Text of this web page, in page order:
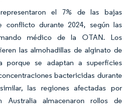
el 7% de las bajas
conflicto durante 2024, según las
médico de la OTAN. Los
las almohadillas de alginato de
porque se adaptan a superficies
bactericidas durante
las regiones afectadas por
Australia almacenaron rollos de